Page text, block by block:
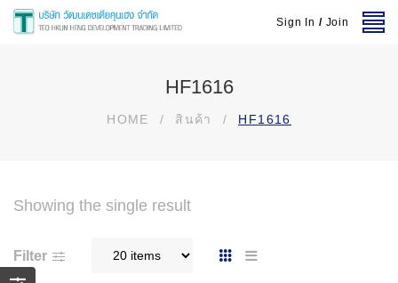
Sign In / Join
HF1616
HOME / สินค้า / HF1616
Showing the single result
Filter